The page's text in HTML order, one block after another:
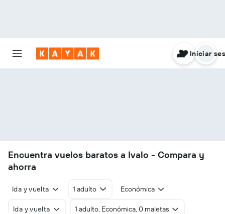
Iniciar
Encuentra vuelos baratos a Ivalo - Compara y
ahorra
Ida y vuelta 1 adulto Económica
Ida y vuelta 1 adulto, Económica, 0 maletas